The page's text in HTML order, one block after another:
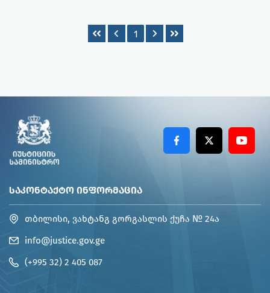
1
ᲡᲐᲙᲝᲜᲢᲐᲥᲢᲝ ᲘᲜᲤᲝᲠᲛᲐᲪᲘᲐ
თბილისი, ვახტანგ გორგასლის ქუჩა № 24ა
info@justice.gov.ge
(+995 32) 2 405 087